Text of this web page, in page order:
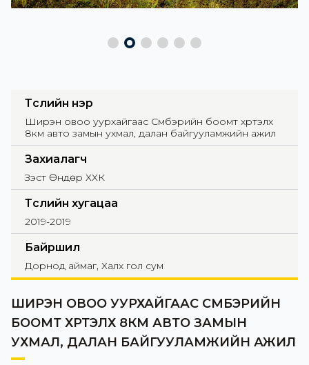
Төслийн нэр
Ширэн овоо уурхайгаас Сүмбэрийн боомт хүртэлх
8км авто замын ухмал, далан байгууламжийн ажил
Захиалагч
Зэст Өндөр ХХК
Төслийн хугацаа
2019-2019
Байршил
Дорнод аймаг, Халх гол сум
ШИРЭН ОВОО УУРХАЙГААС СҮМБЭРИЙН
БООМТ ХҮРТЭЛХ 8КМ АВТО ЗАМЫН
УХМАЛ, ДАЛАН БАЙГУУЛАМЖИЙН АЖИЛ